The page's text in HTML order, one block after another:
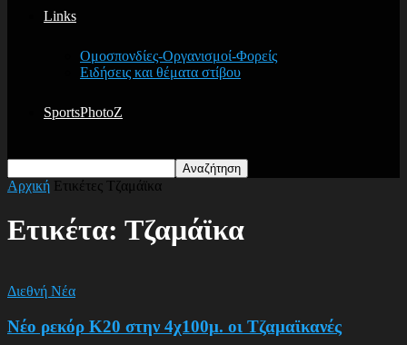
Links
Ομοσπονδίες-Οργανισμοί-Φορείς
Ειδήσεις και θέματα στίβου
SportsPhotoZ
Αρχική Ετικέτες Τζαμάϊκα
Ετικέτα: Τζαμάϊκα
Διεθνή Νέα
Νέο ρεκόρ Κ20 στην 4χ100μ. οι Τζαμαϊκανές